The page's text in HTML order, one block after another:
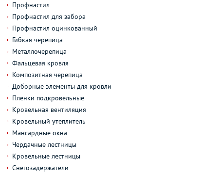
Профнастил
Профнастил для забора
Профнастил оцинкованный
Гибкая черепица
Металлочерепица
Фальцевая кровля
Композитная черепица
Доборные элементы для кровли
Пленки подкровельные
Кровельная вентиляция
Кровельный утеплитель
Мансардные окна
Чердачные лестницы
Кровельные лестницы
Снегозадержатели